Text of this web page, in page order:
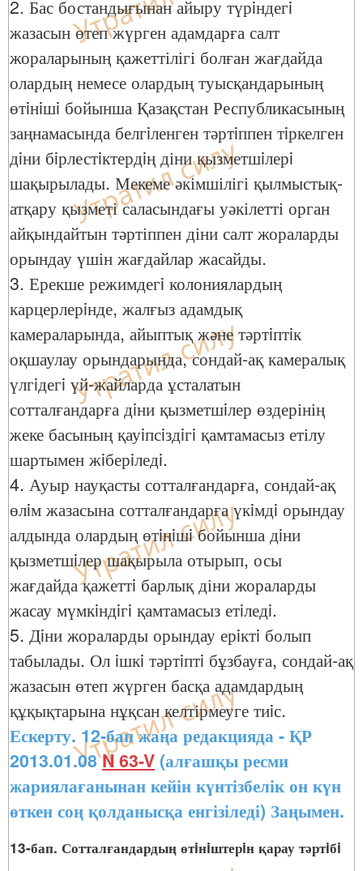
2. Бас бостандығынан айыру түрiндегi
жазасын өтеп жүрген адамдарға салт
жораларының қажеттілігі болған жағдайда
олардың немесе олардың туысқандарының
өтiнiшi бойынша Қазақстан Республикасының
заңнамасында белгiленген тәртiппен тiркелген
дiни бiрлестiктердiң діни қызметшiлерi
шақырылады. Мекеме әкімшілігі қылмыстық-
атқару қызметі саласындағы уәкілетті орган
айқындайтын тәртіппен діни салт жораларды
орындау үшін жағдайлар жасайды.
3. Ерекше режимдегi колониялардың
карцерлерiнде, жалғыз адамдық
камераларында, айыптық және тәртiптiк
оқшаулау орындарында, сондай-ақ камералық
үлгiдегi үй-жайларда ұсталатын
сотталғандарға дiни қызметшiлер өздерінің
жеке басының қауiпсiздiгi қамтамасыз етілу
шартымен жiберiледi.
4. Ауыр науқасты сотталғандарға, сондай-ақ
өлiм жазасына сотталғандарға үкiмдi орындау
алдында олардың өтiнiшi бойынша дiни
қызметшiлер шақырыла отырып, осы
жағдайда қажеттi барлық діни жораларды
жасау мүмкiндiгi қамтамасыз етiледi.
5. Дiни жораларды орындау ерiктi болып
табылады. Ол iшкi тәртiптi бұзбауға, сондай-ақ
жазасын өтеп жүрген басқа адамдардың
құқықтарына нұқсан келтірмеуге тиiс.
Ескерту. 12-бап жаңа редакцияда - ҚР
2013.01.08N 63-V (алғашқы ресми
жариялағанынан кейін күнтізбелік он күн
өткен соң қолданысқа енгізіледі) Заңымен.
13-бап. Сотталғандардың өтiнiштерiн қарау тәртiбi